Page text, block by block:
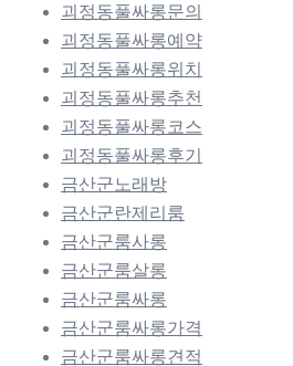
괴정동풀싸롱문의
괴정동풀싸롱예약
괴정동풀싸롱위치
괴정동풀싸롱추천
괴정동풀싸롱코스
괴정동풀싸롱후기
금산군노래방
금산군란제리룸
금산군룸사롱
금산군룸살롱
금산군룸싸롱
금산군룸싸롱가격
금산군룸싸롱견적